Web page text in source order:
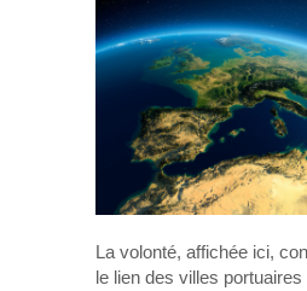
La volonté, affichée ici,
le lien des villes portuaires